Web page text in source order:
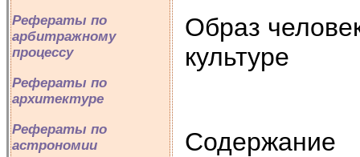
Рефераты по
арбитражному
процессу
Рефераты по
архитектуре
Рефераты по
астрономии
Образ
культуре
Содержание